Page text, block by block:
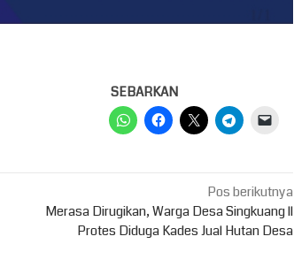
SEBARKAN
Pos berikutnya
Merasa Dirugikan, Warga Desa Singkuang ll
Protes Diduga Kades Jual Hutan Desa